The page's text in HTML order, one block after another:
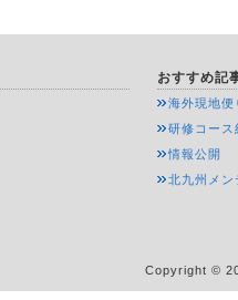
おすすめ記
海外現地便
研修コース
情報公開
北九州メン
Copyright ©